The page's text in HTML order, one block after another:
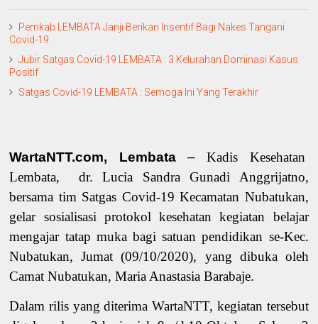
Pemkab LEMBATA Janji Berikan Insentif Bagi Nakes Tangani
Covid-19
Jubir Satgas Covid-19 LEMBATA : 3 Kelurahan Dominasi Kasus
Positif
Satgas Covid-19 LEMBATA : Semoga Ini Yang Terakhir
WartaNTT.com, Lembata–Kadis Kesehatan
Lembata, dr. Lucia Sandra Gunadi Anggrijatno,
bersama tim Satgas Covid-19 Kecamatan Nubatukan,
gelar sosialisasi protokol kesehatan kegiatan belajar
mengajar tatap muka bagi satuan pendidikan se-Kec.
Nubatukan, Jumat (09/10/2020), yang dibuka oleh
Camat Nubatukan, Maria Anastasia Barabaje.
Dalam rilis yang diterima WartaNTT, kegiatan tersebut